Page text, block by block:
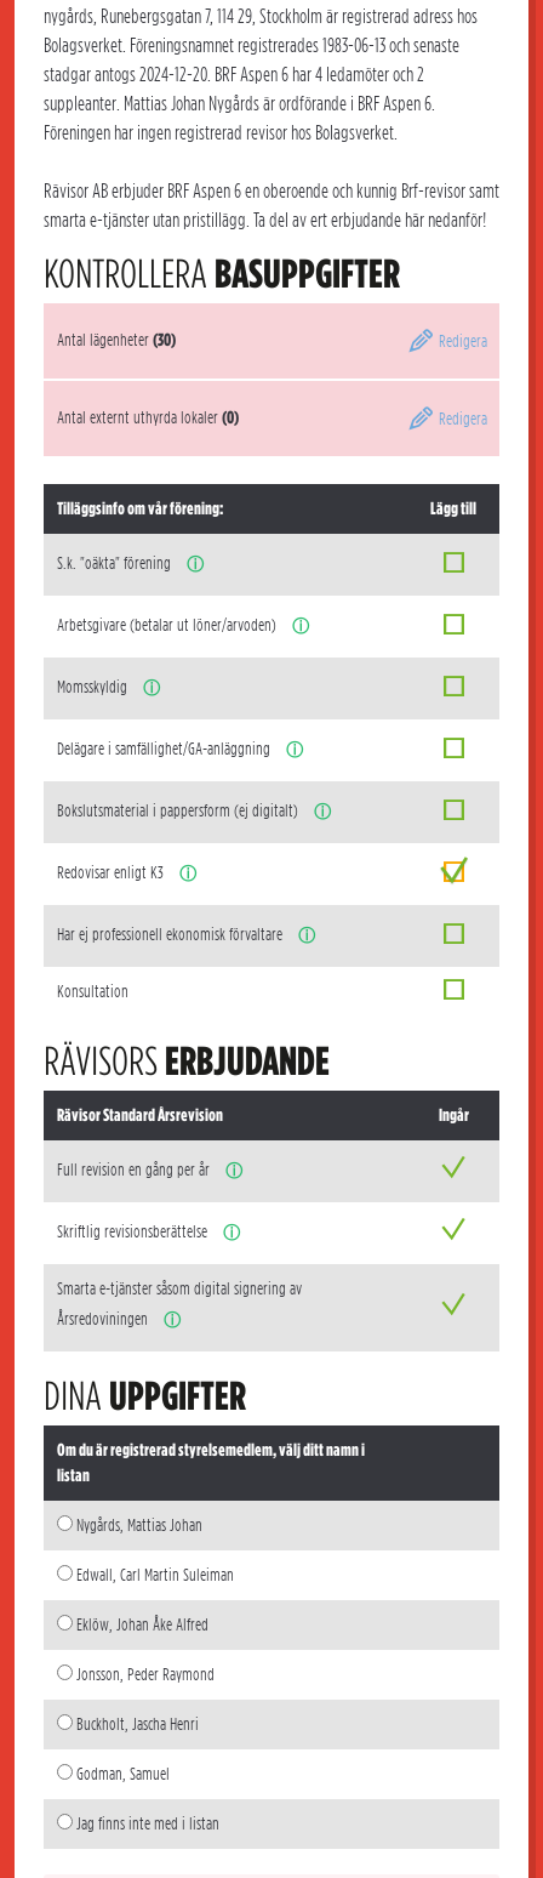
nygårds, Runebergsgatan 7, 114 29, Stockholm är registrerad adress hos
Bolagsverket. Föreningsnamnet registrerades 1983-06-13 och senaste
stadgar antogs 2024-12-20. BRF Aspen 6 har 4 ledamöter och 2
suppleanter. Mattias Johan Nygårds är ordförande i BRF Aspen 6.
Föreningen har ingen registrerad revisor hos Bolagsverket.
Rävisor AB erbjuder BRF Aspen 6 en oberoende och kunnig Brf-revisor samt
smarta e-tjänster utan pristillägg. Ta del av ert erbjudande här nedanför!
KONTROLLERA BASUPPGIFTER
Antal lägenheter(30) Redigera
Antal externt uthyrda lokaler(0) Redigera
Tilläggsinfo om vår förening: Lägg till
S.k. "oäkta" förening ⓘ
Arbetsgivare (betalar ut löner/arvoden) ⓘ
Momsskyldig ⓘ
Delägare i samfällighet/GA-anläggning ⓘ
Bokslutsmaterial i pappersform (ej digitalt) ⓘ
Redovisar enligt K3 ⓘ
Har ej professionell ekonomisk förvaltare ⓘ
Konsultation
RÄVISORSERBJUDANDE
Rävisor Standard Årsrevision Ingår
Full revision en gång per år ⓘ
Skriftlig revisionsberättelse ⓘ
Smarta e-tjänster såsom digital signering av
Årsredoviningen
ⓘ
DINA UPPGIFTER
Om du är registrerad styrelsemedlem, välj ditt namn i
listan
Nygårds, Mattias Johan
Edwall, Carl Martin Suleiman
Eklöw, Johan Åke Alfred
Jonsson, Peder Raymond
Buckholt, Jascha Henri
Godman, Samuel
Jag finns inte med i listan